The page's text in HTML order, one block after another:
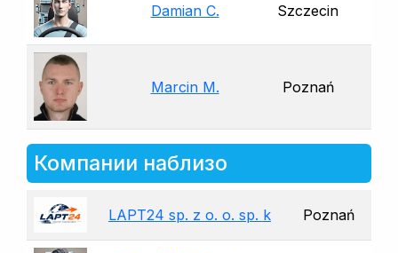
Damian C. Szczecin
Marcin M. Poznań
Компании наблизо
LAPT24 sp. z o. o. sp. k Poznań